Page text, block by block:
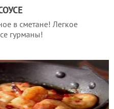
в сметане! Легкое
гурманы!